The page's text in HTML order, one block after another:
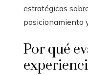
estratégicas
posicionamiento
Por qué